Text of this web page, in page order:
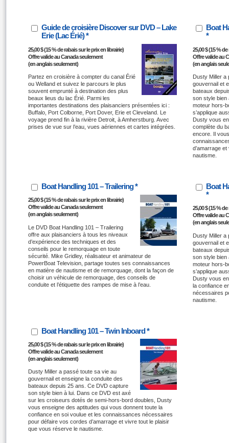
Guide de croisière Discover sur DVD – Lake
Erie (Lac Érié) *
25,00 $ (15 % de rabais sur le prix en librairie)
Offre valide au Canada seulement
(en anglais seulement)
Partez en croisière à compter du canal Érié
ou Welland et suivez le parcours le plus
souvent emprunté à destination des plus
beaux lieus du lac Érié. Parmi les
importantes destinations des plaisanciers présentées ici :
Buffalo, Port Colborne, Port Dover, Erie et Cleveland. Le
voyage prend fin à la rivière Detroit, à Amherstburg. Avec
prises de vue sur l’eau, vues aériennes et cartes intégrées.
Boat
*
25,00 $ (15 %
Offre valide au
(en anglais
Dusty Miller a
gouvernail et
bateaux
son style bien
moteur hors-
s’applique
Dusty vous
complète du
encore. Il
d’amarrage
nautisme.
Boat Handling 101 – Trailering *
25,00 $ (15 % de rabais sur le prix en librairie)
Offre valide au Canada seulement
(en anglais seulement)
Le DVD Boat Handling 101 – Trailering
offre aux plaisanciers à tous les niveaux
d’expérience des techniques et des
conseils pour le remorquage en toute
sécurité. Mike Gridley, réalisateur et animateur de
PowerBoat Television, partage toutes ses connaissances
en matière de nautisme et de remorquage, dont la façon de
choisir un véhicule de remorquage, des conseils de
conduite et l’étiquette des rampes de mise à l’eau.
Boat
*
25,00 $ (15 %
Offre valide au
(en anglais
Dusty Miller a
gouvernail et
bateaux
son style bien
moteur hors-
s’applique
Dusty vous
la confiance
nécessaires
nautisme.
Boat Handling 101 – Twin Inboard *
25,00 $ (15 % de rabais sur le prix en librairie)
Offre valide au Canada seulement
(en anglais seulement)
Dusty Miller a passé toute sa vie au
gouvernail et enseigne la conduite des
bateaux depuis 25 ans. Ce DVD capture
son style bien à lui. Dans ce DVD est axé
sur les croiseurs dotés de semi-hors-bord doubles, Dusty
vous enseigne des aptitudes qui vous donnent toute la
confiance en soi voulue et les connaissances nécessaires
pour défaire vos cordes d’amarrage et vivre tout le plaisir
que vous réserve le nautisme.